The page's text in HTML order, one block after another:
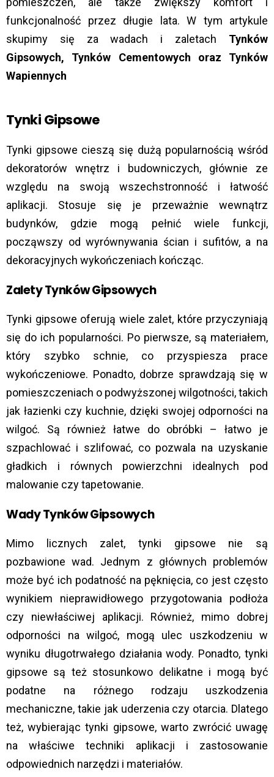
funkcjonalność przez długie lata. W tym artykule
skupimy się za wadach i zaletach Tynków
Gipsowych, Tynków Cementowych oraz Tynków
Wapiennych
Tynki Gipsowe
Tynki gipsowe cieszą się dużą popularnością wśród
dekoratorów wnętrz i budowniczych, głównie ze
względu na swoją wszechstronność i łatwość
aplikacji. Stosuje się je przeważnie wewnątrz
budynków, gdzie mogą pełnić wiele funkcji,
począwszy od wyrównywania ścian i sufitów, a na
dekoracyjnych wykończeniach kończąc.
Zalety Tynków Gipsowych
Tynki gipsowe oferują wiele zalet, które przyczyniają
się do ich popularności. Po pierwsze, są materiałem,
który szybko schnie, co przyspiesza prace
wykończeniowe. Ponadto, dobrze sprawdzają się w
pomieszczeniach o podwyższonej wilgotności, takich
jak łazienki czy kuchnie, dzięki swojej odporności na
wilgoć. Są również łatwe do obróbki – łatwo je
szpachlować i szlifować, co pozwala na uzyskanie
gładkich i równych powierzchni idealnych pod
malowanie czy tapetowanie.
Wady Tynków Gipsowych
Mimo licznych zalet, tynki gipsowe nie są
pozbawione wad. Jednym z głównych problemów
może być ich podatność na pęknięcia, co jest często
wynikiem nieprawidłowego przygotowania podłoża
czy niewłaściwej aplikacji. Również, mimo dobrej
odporności na wilgoć, mogą ulec uszkodzeniu w
wyniku długotrwałego działania wody. Ponadto, tynki
gipsowe są też stosunkowo delikatne i mogą być
podatne na różnego rodzaju uszkodzenia
mechaniczne, takie jak uderzenia czy otarcia. Dlatego
też, wybierając tynki gipsowe, warto zwrócić uwagę
na właściwe techniki aplikacji i zastosowanie
odpowiednich narzędzi i materiałów.